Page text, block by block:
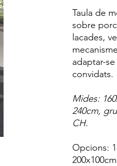
Taula de
sobre
lacades,
adaptar-
convidats.
Mides:
240cm,
CH.
Opcions: